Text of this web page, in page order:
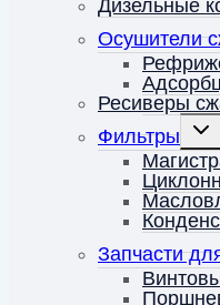
Дизельные
Осушители
Ресиверы
Фильтры
Запчасти